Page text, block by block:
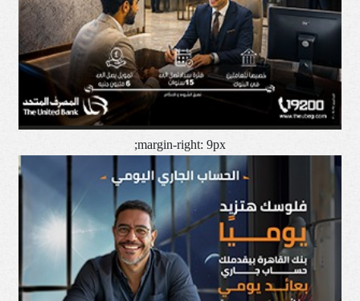
margin-right: 9px;